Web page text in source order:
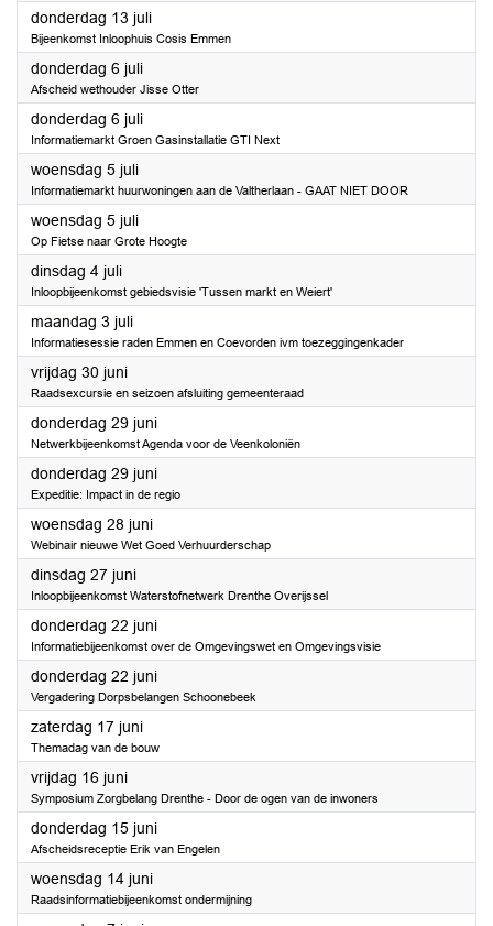
donderdag 13 juli2023
Bijeenkomst Inloophuis Cosis Emmen
donderdag 6 juli2023
Afscheid wethouder Jisse Otter
donderdag 6 juli2023
Informatiemarkt Groen Gasinstallatie GTI Next
woensdag 5 juli2023
Informatiemarkt huurwoningen aan de Valtherlaan - GAAT NIET DOOR
woensdag 5 juli2023
Op Fietse naar Grote Hoogte
dinsdag 4 juli2023
Inloopbijeenkomst gebiedsvisie 'Tussen markt en Weiert'
maandag 3 juli2023
Informatiesessie raden Emmen en Coevorden ivm toezeggingenkader
vrijdag 30 juni2023
Raadsexcursie en seizoen afsluiting gemeenteraad
donderdag 29 juni2023
Netwerkbijeenkomst Agenda voor de Veenkoloniën
donderdag 29 juni2023
Expeditie: Impact in de regio
woensdag 28 juni2023
Webinair nieuwe Wet Goed Verhuurderschap
dinsdag 27 juni2023
Inloopbijeenkomst Waterstofnetwerk Drenthe Overijssel
donderdag 22 juni2023
Informatiebijeenkomst over de Omgevingswet en Omgevingsvisie
donderdag 22 juni2023
Vergadering Dorpsbelangen Schoonebeek
zaterdag 17 juni2023
Themadag van de bouw
vrijdag 16 juni2023
Symposium Zorgbelang Drenthe - Door de ogen van de inwoners
donderdag 15 juni2023
Afscheidsreceptie Erik van Engelen
woensdag 14 juni2023
Raadsinformatiebijeenkomst ondermijning